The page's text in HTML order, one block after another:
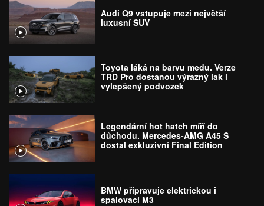
Audi Q9 vstupuje mezi největší
luxusní SUV
Toyota láká na barvu medu. Verze
TRD Pro dostanou výrazný lak i
vylepšený podvozek
Legendární hot hatch míří do
důchodu. Mercedes-AMG A45 S
dostal exkluzivní Final Edition
BMW připravuje elektrickou i
spalovací M3